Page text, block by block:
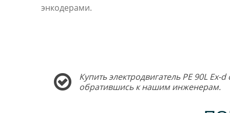
энкодерами.
Купить электродвигатель PE 90L
обратившись к нашим инженерам.